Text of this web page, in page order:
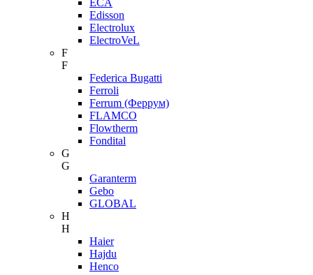
ECA
Edisson
Electrolux
ElectroVeL
F
F
Federica Bugatti
Ferroli
Ferrum (Феррум)
FLAMCO
Flowtherm
Fondital
G
G
Garanterm
Gebo
GLOBAL
H
H
Haier
Hajdu
Henco